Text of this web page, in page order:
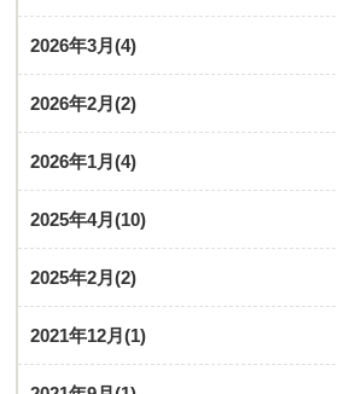
2026年3月(4)
2026年2月(2)
2026年1月(4)
2025年4月(10)
2025年2月(2)
2021年12月(1)